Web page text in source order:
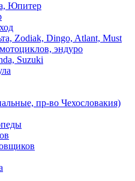
Юпитер
Zodiak, Dingo, Atlant, Must
эндуро
Suzuki
пр-во Чехословакия)